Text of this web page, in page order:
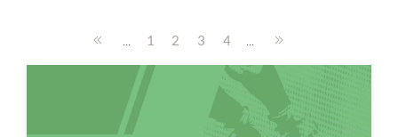
... 1 2 3 4 ...